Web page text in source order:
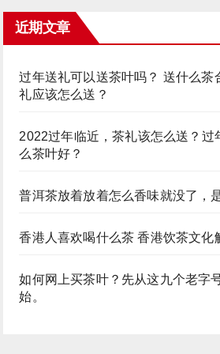
近期文章
过年送礼可以送茶叶吗？ 送什么茶
礼应该怎么送？
2022过年临近，茶礼该怎么送？过
么茶叶好？
普洱茶放着放着怎么香味就没了，
香港人喜欢喝什么茶 香港饮茶文化
如何网上买茶叶？先从这九个老字
始。